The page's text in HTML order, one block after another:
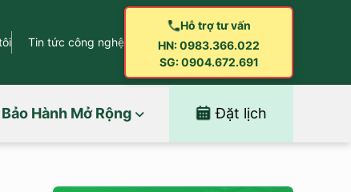
Tin tức công nghệ
Hỗ trợ tư vấn
HN: 0983.366.022
SG: 0904.672.691
Bảo Hành Mở Rộng Đặt lịch